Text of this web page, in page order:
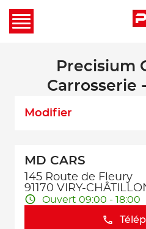
Precisium
Carrosserie
Modifier
MD CARS
145 Route de Fleury
91170 VIRY-
Ouvert 09:00 - 18:00